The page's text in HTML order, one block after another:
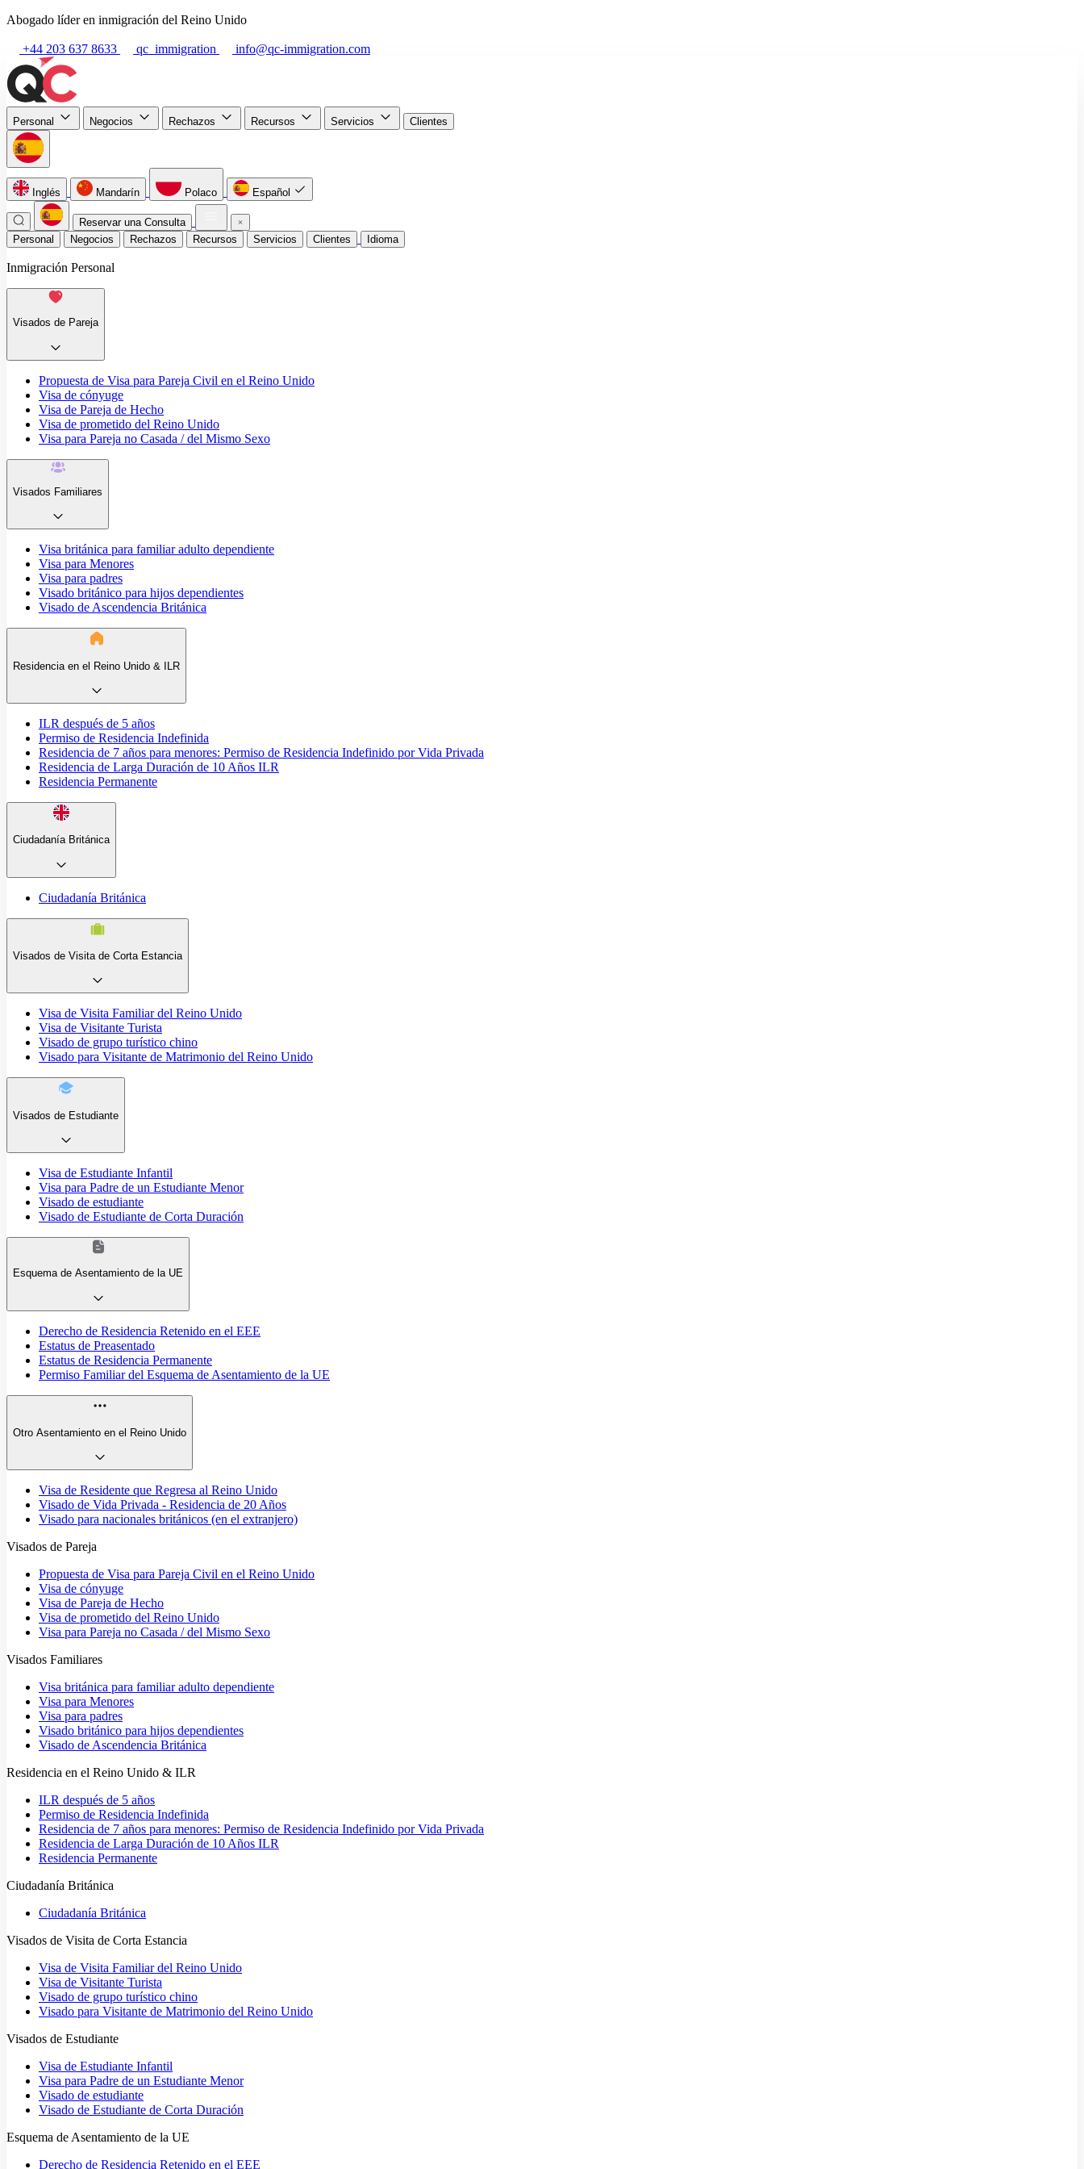
Abogado líder en inmigración del Reino Unido
+44 203 637 8633 qc_immigration info@qc-immigration.com
Personal Negocios Rechazos Recursos Servicios Clientes
Inglés Mandarín Polaco Español
Reservar una Consulta
Personal
Negocios Rechazos Recursos Servicios Clientes Idioma
Inmigración Personal
Visados de Pareja
Propuesta de Visa para Pareja Civil en el Reino Unido
Visa de cónyuge
Visa de Pareja de Hecho
Visa de prometido del Reino Unido
Visa para Pareja no Casada / del Mismo Sexo
Visados Familiares
Visa británica para familiar adulto dependiente
Visa para Menores
Visa para padres
Visado británico para hijos dependientes
Visado de Ascendencia Británica
Residencia en el Reino Unido & ILR
ILR después de 5 años
Permiso de Residencia Indefinida
Residencia de 7 años para menores: Permiso de Residencia Indefinido por Vida Privada
Residencia de Larga Duración de 10 Años ILR
Residencia Permanente
Ciudadanía Británica
Ciudadanía Británica
Visados de Visita de Corta Estancia
Visa de Visita Familiar del Reino Unido
Visa de Visitante Turista
Visado de grupo turístico chino
Visado para Visitante de Matrimonio del Reino Unido
Visados de Estudiante
Visa de Estudiante Infantil
Visa para Padre de un Estudiante Menor
Visado de estudiante
Visado de Estudiante de Corta Duración
Esquema de Asentamiento de la UE
Derecho de Residencia Retenido en el EEE
Estatus de Preasentado
Estatus de Residencia Permanente
Permiso Familiar del Esquema de Asentamiento de la UE
Otro Asentamiento en el Reino Unido
Visa de Residente que Regresa al Reino Unido
Visado de Vida Privada - Residencia de 20 Años
Visado para nacionales británicos (en el extranjero)
Visados de Pareja
Propuesta de Visa para Pareja Civil en el Reino Unido
Visa de cónyuge
Visa de Pareja de Hecho
Visa de prometido del Reino Unido
Visa para Pareja no Casada / del Mismo Sexo
Visados Familiares
Visa británica para familiar adulto dependiente
Visa para Menores
Visa para padres
Visado británico para hijos dependientes
Visado de Ascendencia Británica
Residencia en el Reino Unido & ILR
ILR después de 5 años
Permiso de Residencia Indefinida
Residencia de 7 años para menores: Permiso de Residencia Indefinido por Vida Privada
Residencia de Larga Duración de 10 Años ILR
Residencia Permanente
Ciudadanía Británica
Ciudadanía Británica
Visados de Visita de Corta Estancia
Visa de Visita Familiar del Reino Unido
Visa de Visitante Turista
Visado de grupo turístico chino
Visado para Visitante de Matrimonio del Reino Unido
Visados de Estudiante
Visa de Estudiante Infantil
Visa para Padre de un Estudiante Menor
Visado de estudiante
Visado de Estudiante de Corta Duración
Esquema de Asentamiento de la UE
Derecho de Residencia Retenido en el EEE